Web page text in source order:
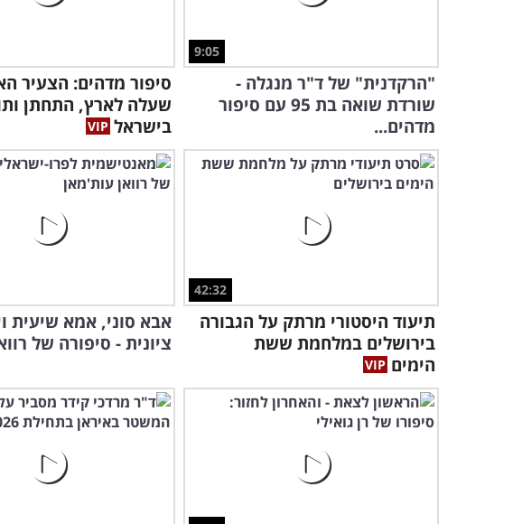
9:05
"הרקדנית" של ד"ר מנגלה -
שורדת שואה בת 95 עם סיפור
מדהים...
סיפור מדהים: הצעיר
שעלה לארץ, התחתן
בישראל
42:32
תיעוד היסטורי מרתק על הגבורה
בירושלים במלחמת ששת
הימים
אבא סוני, אמא שיעית
ציונית - סיפורה של